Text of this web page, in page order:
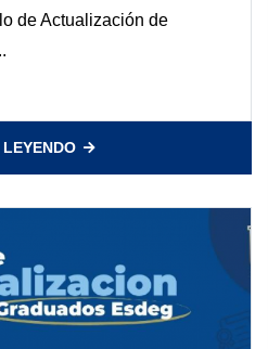
de Actualización de